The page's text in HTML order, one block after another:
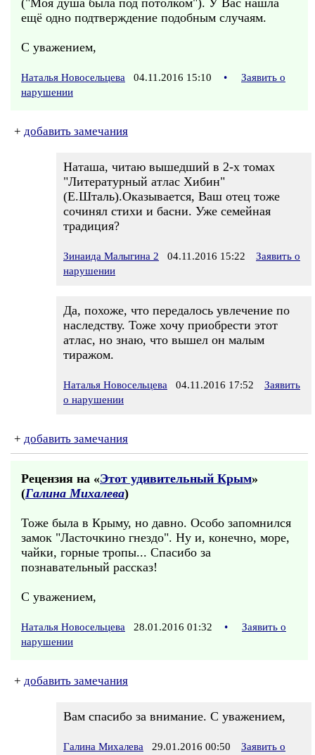
("Моя душа была под потолком"). У Вас нашла
ещё одно подтверждение подобным случаям.
С уважением,
Наталья Новосельцева 04.11.2016 15:10 •
Заявить о
нарушении
+ добавить замечания
Наташа, читаю вышедший в 2-х томах
"Литературный атлас Хибин"
(Е.Шталь).Оказывается, Ваш отец тоже
сочинял стихи и басни. Уже семейная
традиция?
Зинаида Малыгина 2 04.11.2016 15:22
Заявить о
нарушении
Да, похоже, что передалось увлечение по
наследству. Тоже хочу приобрести этот
атлас, но знаю, что вышел он малым
тиражом.
Наталья Новосельцева 04.11.2016 17:52
Заявить
о нарушении
+ добавить замечания
Рецензия на «Этот удивительный Крым»
(Галина Михалева)
Тоже была в Крыму, но давно. Особо запомнился
замок "Ласточкино гнездо". Ну и, конечно, море,
чайки, горные тропы... Спасибо за
познавательный рассказ!
С уважением,
Наталья Новосельцева 28.01.2016 01:32 •
Заявить о
нарушении
+ добавить замечания
Вам спасибо за внимание. С уважением,
Галина Михалева 29.01.2016 00:50
Заявить о